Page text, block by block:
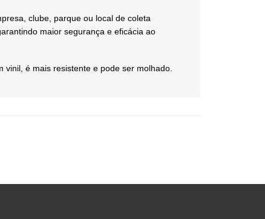
clube, parque ou local de coleta
maior segurança e eficácia ao
é mais resistente e pode ser molhado.